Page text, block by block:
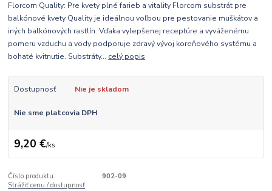
Florcom Quality: Pre kvety plné farieb a vitality Florcom substrát pre
balkónové kvety Quality je ideálnou voľbou pre pestovanie muškátov a
iných balkónových rastlín. Vďaka vylepšenej receptúre a vyváženému
pomeru vzduchu a vody podporuje zdravý vývoj koreňového systému a
bohaté kvitnutie. Substráty... celý popis
Dostupnosť Nie je skladom
Nie sme platcovia DPH
9,20 €/ks
Číslo produktu:
902-09
Strážiť cenu / dostupnosť